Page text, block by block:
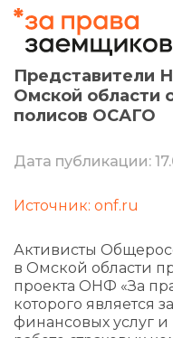
Представители
Омской области
полисов ОСАГО
Дата публикации:
Источник: onf.ru
Активисты
в Омской области
проекта ОНФ «За
которого является
финансовых услуг